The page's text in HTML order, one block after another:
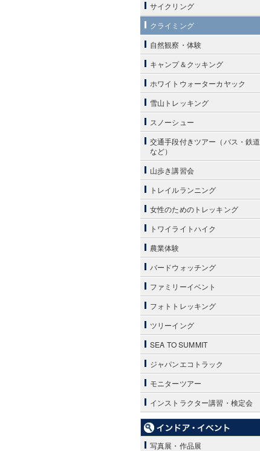
サイクリング
クライミング
自然観察・体験
キャンプ＆クッキング
ホワイトウォーターカヤック
雪山トレッキング
スノーシュー
交通手段付きツアー（バス・鉄道
など）
山歩き講習会
トレイルランニング
女性のためのトレッキング
トワイライトハイク
農業体験
バードウォッチング
ファミリーイベント
フォトトレッキング
ツリーイング
SEA TO SUMMIT
ジャパンエコトラック
モニターツアー
インストラクター講習・検定会
写真展・作品展